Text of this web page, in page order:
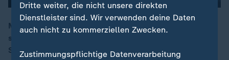
Moskau will taktische Nuklearwaffen in Belarus
stationieren. Das größte Atomkraftwerk der Ukraine in
Saporischschja ist noch immer stark umkämpft.
Dritte weiter, die nicht unsere direkten
Dienstleister sind. Wir verwenden deine Daten
auch nicht zu kommerziellen Zwecken.
Zustimmungspflichtige Datenverarbeitung